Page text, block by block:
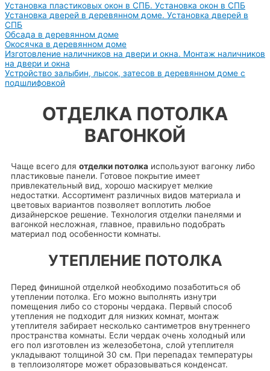
Установка пластиковых окон в СПБ. Установка окон в СПБ
Установка дверей в деревянном доме. Установка дверей в
СПБ
Обсада в деревянном доме
Окосячка в деревянном доме
Изготовление наличников на двери и окна. Монтаж наличников
на двери и окна
Устройство залыбин, лысок, затесов в деревянном доме с
подшлифовкой
ОТДЕЛКА ПОТОЛКА
ВАГОНКОЙ
Чаще всего для отделки потолка используют вагонку либо
пластиковые панели. Готовое покрытие имеет
привлекательный вид, хорошо маскирует мелкие
недостатки. Ассортимент различных видов материала и
цветовых вариантов позволяет воплотить любое
дизайнерское решение. Технология отделки панелями и
вагонкой несложная, главное, правильно подобрать
материал под особенности комнаты.
УТЕПЛЕНИЕ ПОТОЛКА
Перед финишной отделкой необходимо позаботиться об
утеплении потолка. Его можно выполнять изнутри
помещения либо со стороны чердака. Первый способ
утепления не подходит для низких комнат, монтаж
утеплителя забирает несколько сантиметров внутреннего
пространства комнаты. Если чердак очень холодный или
его пол изготовлен из железобетона, слой утеплителя
укладывают толщиной 30 см. При перепадах температуры
в теплоизоляторе может образовываться конденсат.